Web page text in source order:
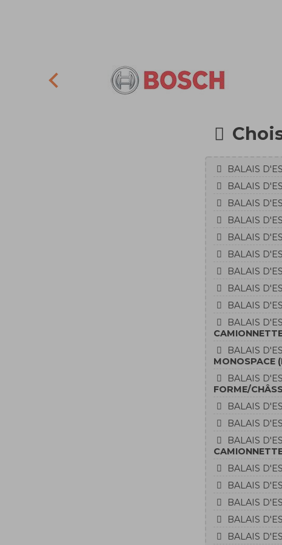
BALAIS
BALAIS
BALAIS
BALAIS
BALAIS
BALAIS
BALAIS
BALAIS
BALAIS
BALAIS
BALAIS
MONOSPACE
BALAIS
FORME/
BALAIS
BALAIS
BALAIS
BALAIS
BALAIS
BALAIS
BALAIS
BALAIS